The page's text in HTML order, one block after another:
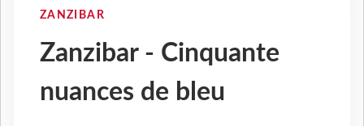
ZANZIBAR
Zanzibar - Cinquante
nuances de bleu